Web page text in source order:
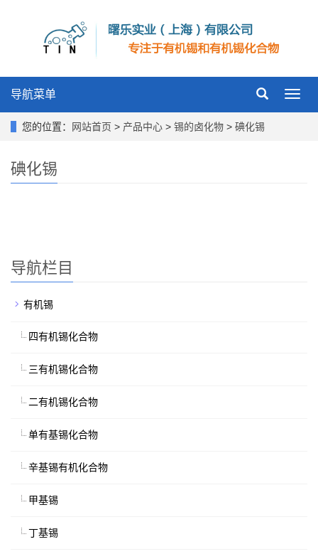
导航菜单
您的位置： 网站首页 > 产品中心 > 锡的卤化物 > 碘化锡
碘化锡
导航栏目
有机锡
四有机锡化合物
三有机锡化合物
二有机锡化合物
单有基锡化合物
辛基锡有机化合物
甲基锡
丁基锡